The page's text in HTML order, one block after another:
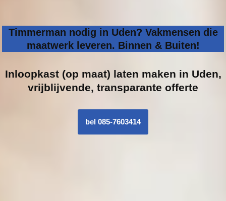
Timmerman nodig in Uden? Vakmensen die
maatwerk leveren. Binnen & Buiten!
Inloopkast (op maat) laten maken in Uden,
vrijblijvende, transparante offerte
bel 085-7603414